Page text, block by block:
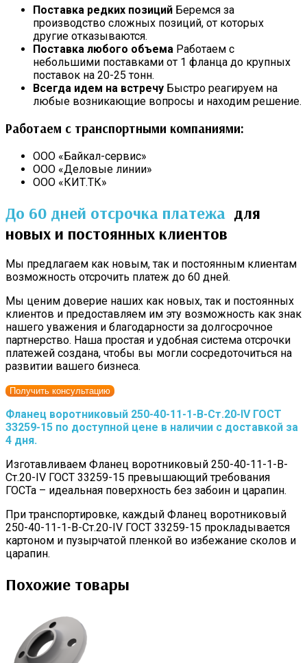
Поставка редких позиций Беремся за
производство сложных позиций, от которых
другие отказываются.
Поставка любого объема Работаем с
небольшими поставками от 1 фланца до крупных
поставок на 20-25 тонн.
Всегда идем на встречу Быстро реагируем на
любые возникающие вопросы и находим решение.
Работаем с транспортными компаниями:
ООО «Байкал-сервис»
ООО «Деловые линии»
ООО «КИТ.ТК»
До 60 дней отсрочка платежа для
новых и постоянных клиентов
Мы предлагаем как новым, так и постоянным клиентам
возможность отсрочить платеж до 60 дней.
Мы ценим доверие наших как новых, так и постоянных
клиентов и предоставляем им эту возможность как знак
нашего уважения и благодарности за долгосрочное
партнерство. Наша простая и удобная система отсрочки
платежей создана, чтобы вы могли сосредоточиться на
развитии вашего бизнеса.
Получить консультацию
Фланец воротниковый 250-40-11-1-B-Cт.20-IV ГОСТ
33259-15 по доступной цене в наличии с доставкой за
4 дня.
Изготавливаем Фланец воротниковый 250-40-11-1-B-
Cт.20-IV ГОСТ 33259-15 превышающий требования
ГОСТа – идеальная поверхность без забоин и царапин.
При транспортировке, каждый Фланец воротниковый
250-40-11-1-B-Cт.20-IV ГОСТ 33259-15 прокладывается
картоном и пузырчатой пленкой во избежание сколов и
царапин.
Похожие товары